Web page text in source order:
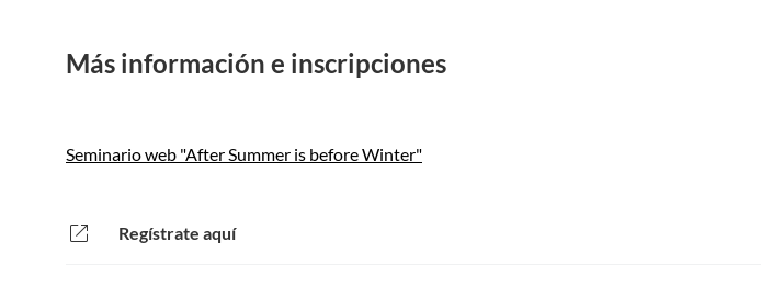
Más información e inscripciones
Seminario web "After Summer is before Winter"
open_in_new Regístrate aquí